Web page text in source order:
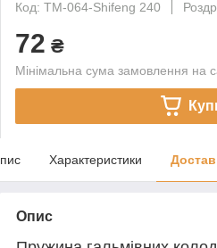
Код: TM-064-Shifeng 240
72 ₴
Мінімальна сума замовлення на
Характеристики
Опис